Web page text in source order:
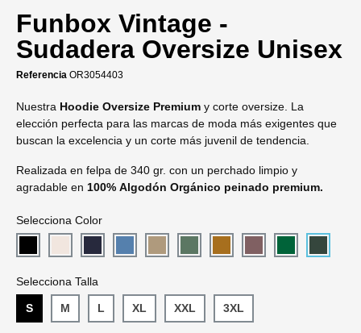
Funbox Vintage -
Sudadera Oversize Unisex
Referencia OR3054403
Nuestra Hoodie Oversize Premium y corte oversize. La
elección perfecta para las marcas de moda más exigentes que
buscan la excelencia y un corte más juvenil de tendencia.
Realizada en felpa de 340 gr. con un perchado limpio y
agradable en 100% Algodón Orgánico peinado premium.
Selecciona Color
Selecciona Talla
S M L XL XXL 3XL